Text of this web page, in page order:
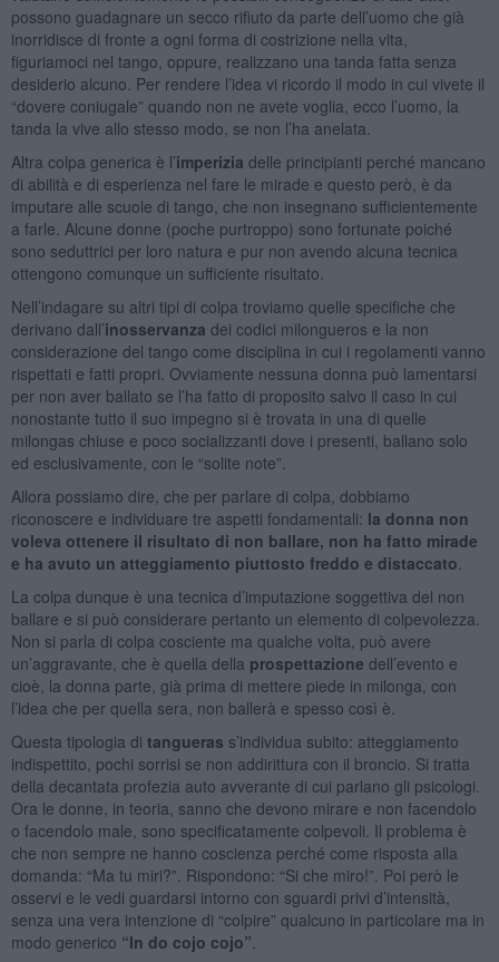
possono guadagnare un secco rifiuto da parte dell’uomo che già
inorridisce di fronte a ogni forma di costrizione nella vita,
figuriamoci nel tango, oppure, realizzano una tanda fatta senza
desiderio alcuno. Per rendere l’idea vi ricordo il modo in cui vivete il
“dovere coniugale” quando non ne avete voglia, ecco l’uomo, la
tanda la vive allo stesso modo, se non l’ha anelata.
Altra colpa generica è l’imperizia delle principianti perché mancano
di abilità e di esperienza nel fare le mirade e questo però, è da
imputare alle scuole di tango, che non insegnano sufficientemente
a farle. Alcune donne (poche purtroppo) sono fortunate poiché
sono seduttrici per loro natura e pur non avendo alcuna tecnica
ottengono comunque un sufficiente risultato.
Nell’indagare su altri tipi di colpa troviamo quelle specifiche che
derivano dall’inosservanza dei codici milongueros e la non
considerazione del tango come disciplina in cui i regolamenti vanno
rispettati e fatti propri. Ovviamente nessuna donna può lamentarsi
per non aver ballato se l’ha fatto di proposito salvo il caso in cui
nonostante tutto il suo impegno si è trovata in una di quelle
milongas chiuse e poco socializzanti dove i presenti, ballano solo
ed esclusivamente, con le “solite note”.
Allora possiamo dire, che per parlare di colpa, dobbiamo
riconoscere e individuare tre aspetti fondamentali: la donna non
voleva ottenere il risultato di non ballare, non ha fatto mirade
e ha avuto un atteggiamento piuttosto freddo e distaccato
La colpa dunque è una tecnica d’imputazione soggettiva del non
ballare e si può considerare pertanto un elemento di colpevolezza.
Non si parla di colpa cosciente ma qualche volta, può avere
un’aggravante, che è quella della prospettazione dell’evento e
cioè, la donna parte, già prima di mettere piede in milonga, con
l’idea che per quella sera, non ballerà e spesso così è.
Questa tipologia di tangueras s’individua subito: atteggiamento
indispettito, pochi sorrisi se non addirittura con il broncio. Si tratta
della decantata profezia auto avverante di cui parlano gli psicologi.
Ora le donne, in teoria, sanno che devono mirare e non facendolo
o facendolo male, sono specificatamente colpevoli. Il problema è
che non sempre ne hanno coscienza perché come risposta alla
domanda: “Ma tu miri?”. Rispondono: “Si che miro!”. Poi però le
osservi e le vedi guardarsi intorno con sguardi privi d’intensità,
senza una vera intenzione di “colpire” qualcuno in particolare ma in
modo generico “In do cojo cojo”